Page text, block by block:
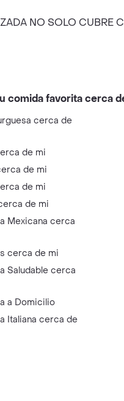
NO SOLO CUBRE
comida favorita cerca
cerca de
de mi
de mi
de mi
de mi
Mexicana cerca
cerca de mi
Saludable cerca
a Domicilio
Italiana cerca de